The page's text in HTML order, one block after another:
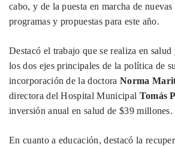
cabo, y de la puesta en marcha de
programas y propuestas para este año.
Destacó el trabajo que se realiza en
los dos ejes principales de la política de
incorporación de la doctora Norma
directora del Hospital Municipal Tomás
inversión anual en salud de $39 millones.
En cuanto a educación, destacó la